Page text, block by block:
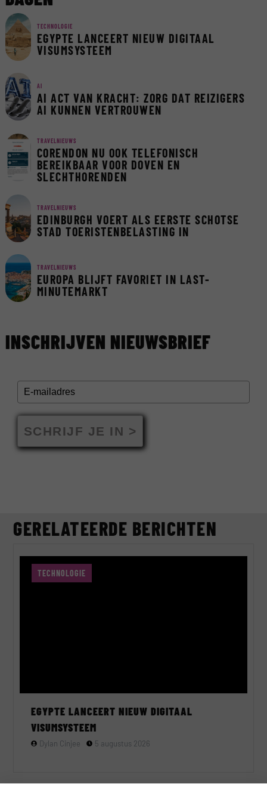
TECHNOLOGIE
EGYPTE LANCEERT NIEUW DIGITAAL
VISUMSYSTEEM
AI
AI ACT VAN KRACHT: ZORG DAT REIZIGERS
AI KUNNEN VERTROUWEN
TRAVELNIEUWS
CORENDON NU OOK TELEFONISCH
BEREIKBAAR VOOR DOVEN EN
SLECHTHORENDEN
TRAVELNIEUWS
EDINBURGH VOERT ALS EERSTE SCHOTSE
STAD TOERISTENBELASTING IN
TRAVELNIEUWS
EUROPA BLIJFT FAVORIET IN LAST-
MINUTEMARKT
INSCHRIJVEN NIEUWSBRIEF
SCHRIJF JE IN >
GERELATEERDE BERICHTEN
TECHNOLOGIE
EGYPTE LANCEERT NIEUW DIGITAAL
VISUMSYSTEEM
Dylan Cinjee 5 augustus 2026